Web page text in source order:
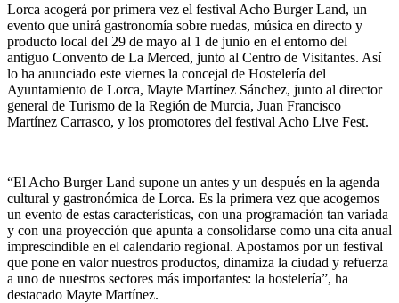
Lorca acogerá por primera vez el festival Acho Burger Land, un
evento que unirá gastronomía sobre ruedas, música en directo y
producto local del 29 de mayo al 1 de junio en el entorno del
antiguo Convento de La Merced, junto al Centro de Visitantes. Así
lo ha anunciado este viernes la concejal de Hostelería del
Ayuntamiento de Lorca, Mayte Martínez Sánchez, junto al director
general de Turismo de la Región de Murcia, Juan Francisco
Martínez Carrasco, y los promotores del festival Acho Live Fest.
“El Acho Burger Land supone un antes y un después en la agenda
cultural y gastronómica de Lorca. Es la primera vez que acogemos
un evento de estas características, con una programación tan variada
y con una proyección que apunta a consolidarse como una cita anual
imprescindible en el calendario regional. Apostamos por un festival
que pone en valor nuestros productos, dinamiza la ciudad y refuerza
a uno de nuestros sectores más importantes: la hostelería”, ha
destacado Mayte Martínez.